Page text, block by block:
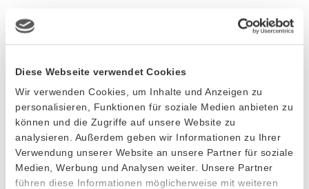
Diese Webseite verwendet Cookies
Wir verwenden Cookies, um Inhalte und Anzeigen zu
personalisieren, Funktionen für soziale Medien anbieten zu
können und die Zugriffe auf unsere Website zu
analysieren. Außerdem geben wir Informationen zu Ihrer
Verwendung unserer Website an unsere Partner für soziale
Medien, Werbung und Analysen weiter. Unsere Partner
führen diese Informationen möglicherweise mit weiteren
Das polnische IT-Beratungsunternehmen VM.PL Software
Entwicklung und ein fachkundiges Team aus deutschsprachigen
Software-Expert*innen. Durch die gebündelten Kompetenzen
versprechen sich beide Unternehmen eine noch stärkere
Präsenz in den jeweiligen Kernmärkten und darüber hinaus.
„Die Zusammenarbeit mit VM.PL Software House eröffnet uns
nicht nur spannende, neue Perspektiven, sondern ebnet auch